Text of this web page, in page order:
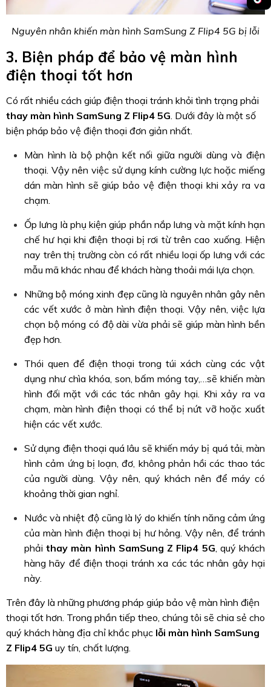
Nguyên nhân khiến màn hình SamSung Z Flip4 5G bị lỗi
3. Biện pháp để bảo vệ màn hình
điện thoại tốt hơn
Có rất nhiều cách giúp điện thoại tránh khỏi tình trạng phải
thay màn hình SamSung Z Flip4 5G . Dưới đây là một số
biện pháp bảo vệ điện thoại đơn giản nhất.
Màn hình là bộ phận kết nối giữa người dùng và điện
thoại. Vậy nên việc sử dụng kính cường lực hoặc miếng
dán màn hình sẽ giúp bảo vệ điện thoại khi xảy ra va
chạm.
Ốp lưng là phụ kiện giúp phần nắp lưng và mặt kính hạn
chế hư hại khi điện thoại bị rơi từ trên cao xuống. Hiện
nay trên thị trường còn có rất nhiều loại ốp lưng với các
mẫu mã khác nhau để khách hàng thoải mái lựa chọn.
Những bộ móng xinh đẹp cũng là nguyên nhân gây nên
các vết xước ở màn hình điện thoại. Vậy nên, việc lựa
chọn bộ móng có độ dài vừa phải sẽ giúp màn hình bền
đẹp hơn.
Thói quen để điện thoại trong túi xách cùng các vật
dụng như chìa khóa, son, bấm móng tay,…sẽ khiến màn
hình đối mặt với các tác nhân gây hại. Khi xảy ra va
chạm, màn hình điện thoại có thể bị nứt vỡ hoặc xuất
hiện các vết xước.
Sử dụng điện thoại quá lâu sẽ khiến máy bị quá tải, màn
hình cảm ứng bị loạn, đơ, không phản hồi các thao tác
của người dùng. Vậy nên, quý khách nên để máy có
khoảng thời gian nghỉ.
Nước và nhiệt độ cũng là lý do khiến tính năng cảm ứng
của màn hình điện thoại bị hư hỏng. Vậy nên, để tránh
phảithay màn hình SamSung Z Flip4 5G , quý khách
hàng hãy để điện thoại tránh xa các tác nhân gây hại
này.
Trên đây là những phương pháp giúp bảo vệ màn hình điện
thoại tốt hơn. Trong phần tiếp theo, chúng tôi sẽ chia sẻ cho
quý khách hàng địa chỉ khắc phục lỗi màn hình SamSung
Z Flip4 5G uy tín, chất lượng.